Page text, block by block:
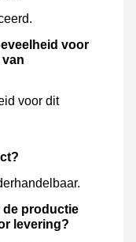
voor
voor dit
de productie
levering?